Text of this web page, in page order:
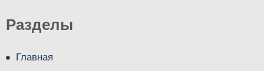
Разделы
Главная